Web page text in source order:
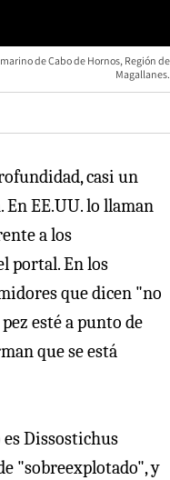
de Cabo de Hornos, Región de
Magallanes.
casi un
EE.UU. lo llaman
a los
portal. En los
que dicen "no
esté a punto de
que se está
Dissostichus
"sobreexplotado", y